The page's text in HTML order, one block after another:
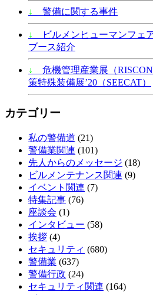
↓ 警備に関する事件
↓
ビルメンヒューマンフェ
ブース紹介
↓
危機管理産業展（
策特殊装備展’20（SEECAT）
カテゴリー
私の警備道 (21)
警備業関連 (101)
先人からのメッセージ (18)
ビルメンテナンス関連 (9)
イベント関連 (7)
特集記事 (76)
座談会 (1)
インタビュー (58)
挨拶 (4)
セキュリティ (680)
警備業 (637)
警備行政 (24)
セキュリティ関連 (164)